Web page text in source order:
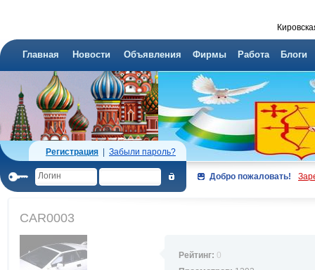
Главная Новости Объявления Фирмы Работа Блоги
Регистрация Забыли пароль?
Добро пожаловать!
CAR0003
Рейтинг: 0